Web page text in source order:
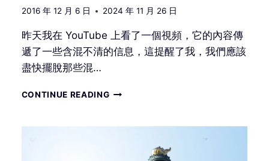
的
2016 年 12 月 6 日 2024 年 11 月 26 日
昨天我在 YouTube 上看了一個視頻，它的內容傳
遞了一些含混不清的信息，這提醒了我，我們應該
盡快擺脫那些混…
CONTINUE READING即
來